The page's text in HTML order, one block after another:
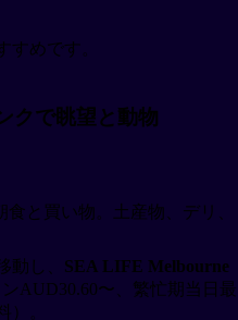
すめです。
クで眺望と動物
食と買い物。土産物、デリ、
動し、 SEA LIFE Melbourne
ンAUD30.60〜、繁忙期当日最
）。